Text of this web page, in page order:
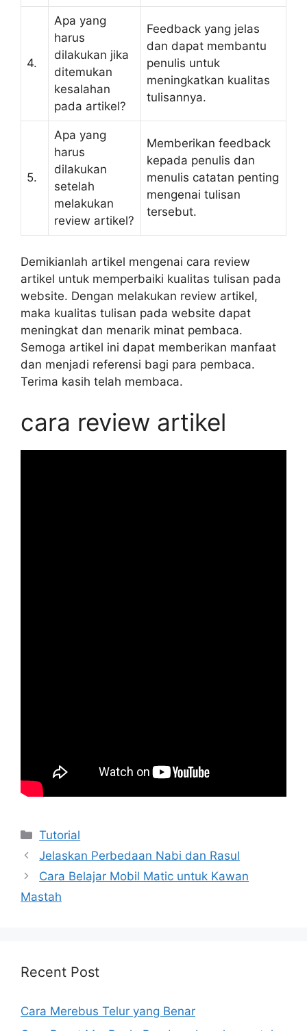
4.
Apa yang
harus
dilakukan jika
ditemukan
kesalahan
pada artikel?
Feedback yang jelas
dan dapat membantu
penulis untuk
meningkatkan kualitas
tulisannya.
5.
Apa yang
harus
dilakukan
setelah
melakukan
review artikel?
Memberikan feedback
kepada penulis dan
menulis catatan penting
mengenai tulisan
tersebut.
Demikianlah artikel mengenai cara review
artikel untuk memperbaiki kualitas tulisan pada
website. Dengan melakukan review artikel,
maka kualitas tulisan pada website dapat
meningkat dan menarik minat pembaca.
Semoga artikel ini dapat memberikan manfaat
dan menjadi referensi bagi para pembaca.
Terima kasih telah membaca.
cara review artikel
Kategori
Tutorial
Jelaskan Perbedaan Nabi dan Rasul
Cara Belajar Mobil Matic untuk Kawan
Mastah
Recent Post
Cara Merebus Telur yang Benar